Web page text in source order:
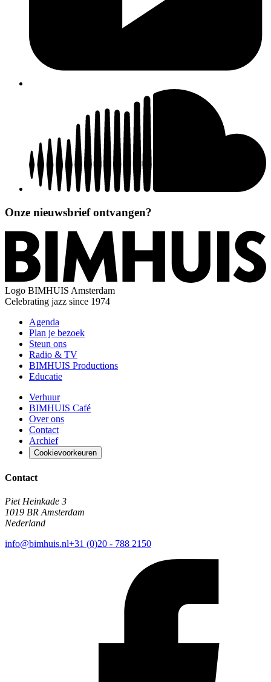
Onze nieuwsbrief ontvangen?
Logo BIMHUIS Amsterdam
Celebrating jazz since 1974
Agenda
Plan je bezoek
Steun ons
Radio & TV
BIMHUIS Productions
Educatie
Verhuur
BIMHUIS Café
Over ons
Contact
Archief
Cookievoorkeuren
Contact
Piet Heinkade 3
1019 BR Amsterdam
Nederland
info@bimhuis.nl+31 (0)20 - 788 2150